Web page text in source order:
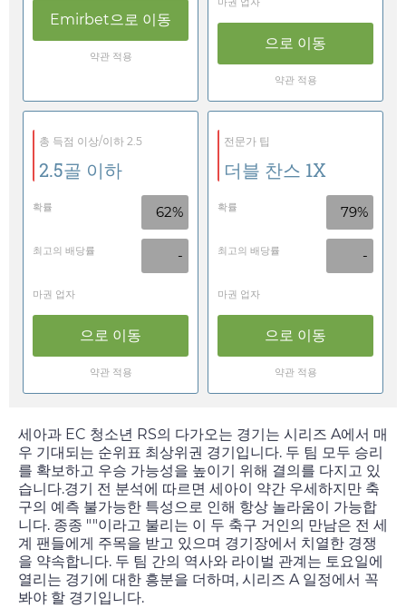
Emirbet으로 이동
약관 적용
으로 이동
약관 적용
총 득점 이상/이하 2.5
2.5골 이하
확률 62%
최고의 배당률 -
마권 업자
으로 이동
약관 적용
전문가 팁
더블 찬스 1X
확률 79%
최고의 배당률 -
마권 업자
으로 이동
약관 적용
세아과 EC 청소년 RS의 다가오는 경기는 시리즈 A에서 매
우 기대되는 순위표 최상위권 경기입니다. 두 팀 모두 승리
를 확보하고 우승 가능성을 높이기 위해 결의를 다지고 있
습니다.경기 전 분석에 따르면 세아이 약간 우세하지만 축
구의 예측 불가능한 특성으로 인해 항상 놀라움이 가능합
니다. 종종 ""이라고 불리는 이 두 축구 거인의 만남은 전 세
계 팬들에게 주목을 받고 있으며 경기장에서 치열한 경쟁
을 약속합니다. 두 팀 간의 역사와 라이벌 관계는 토요일에
열리는 경기에 대한 흥분을 더하며, 시리즈 A 일정에서 꼭
봐야 할 경기입니다.